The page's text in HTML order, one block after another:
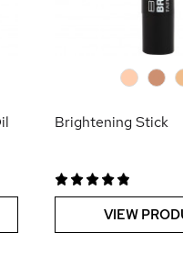
Brightening Stick
VIEW